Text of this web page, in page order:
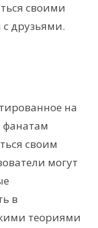
своими
друзьями.
на
фанатам
своим
могут
в
теориями